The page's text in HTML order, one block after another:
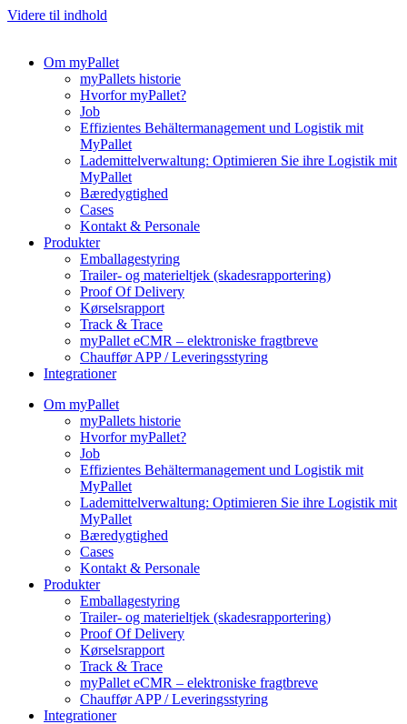
Videre til indhold
Om myPallet
myPallets historie
Hvorfor myPallet?
Job
Effizientes Behältermanagement und Logistik mit
MyPallet
Lademittelverwaltung: Optimieren Sie ihre Logistik mit
MyPallet
Bæredygtighed
Cases
Kontakt & Personale
Produkter
Emballagestyring
Trailer- og materieltjek (skadesrapportering)
Proof Of Delivery
Kørselsrapport
Track & Trace
myPallet eCMR – elektroniske fragtbreve
Chauffør APP / Leveringsstyring
Integrationer
Om myPallet
myPallets historie
Hvorfor myPallet?
Job
Effizientes Behältermanagement und Logistik mit
MyPallet
Lademittelverwaltung: Optimieren Sie ihre Logistik mit
MyPallet
Bæredygtighed
Cases
Kontakt & Personale
Produkter
Emballagestyring
Trailer- og materieltjek (skadesrapportering)
Proof Of Delivery
Kørselsrapport
Track & Trace
myPallet eCMR – elektroniske fragtbreve
Chauffør APP / Leveringsstyring
Integrationer